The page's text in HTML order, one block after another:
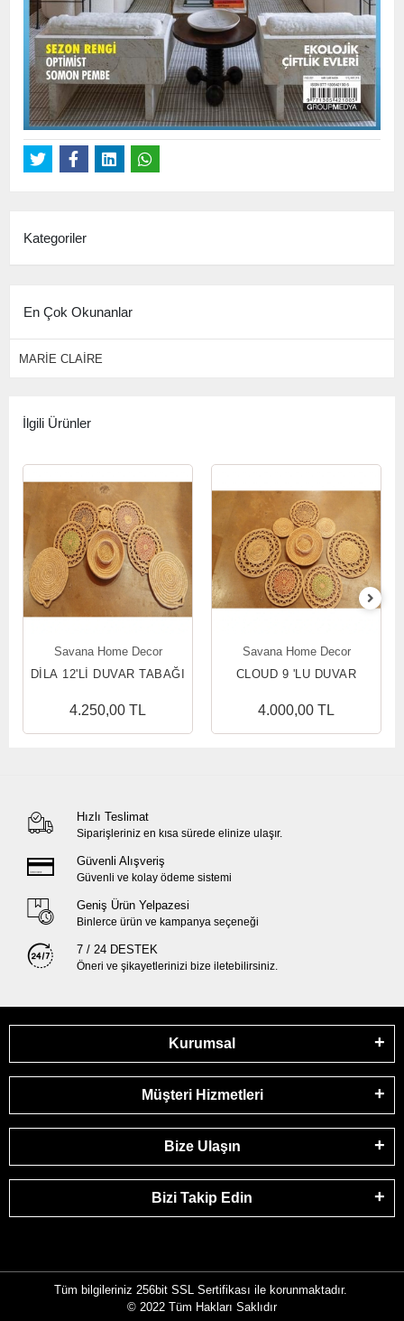
Kategoriler
En Çok Okunanlar
MARİE CLAİRE
İlgili Ürünler
Savana Home Decor
DİLA 12'Lİ DUVAR TABAĞI
4.250,00 TL
Savana Home Decor
CLOUD 9 'LU DUVAR
4.000,00 TL
Hızlı Teslimat
Siparişleriniz en kısa sürede elinize ulaşır.
Güvenli Alışveriş
Güvenli ve kolay ödeme sistemi
Geniş Ürün Yelpazesi
Binlerce ürün ve kampanya seçeneği
7 / 24 DESTEK
Öneri ve şikayetlerinizi bize iletebilirsiniz.
Kurumsal
Müşteri Hizmetleri
Bize Ulaşın
Bizi Takip Edin
Tüm bilgileriniz 256bit SSL Sertifikası ile korunmaktadır.
© 2022 Tüm Hakları Saklıdır